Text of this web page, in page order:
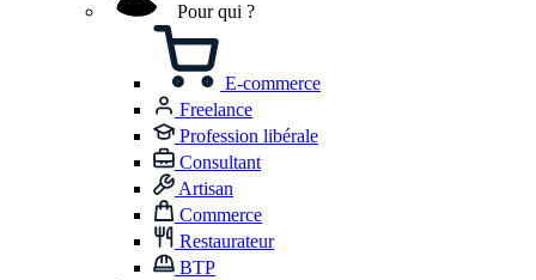
Pour qui ?
E-commerce
Freelance
Profession libérale
Consultant
Artisan
Commerce
Restaurateur
BTP